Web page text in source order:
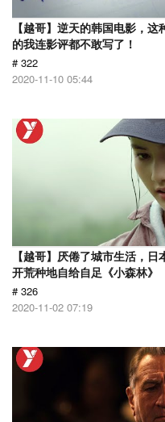
【越哥】逆天的韩国电影，
的我连影评都不敢写了！
# 322
2020-11-10 05:44
【越哥】厌倦了城市生活，日
开荒种地自给自足《小森林》
# 326
2020-11-02 07:19